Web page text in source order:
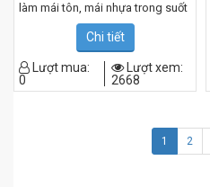
làm mái tôn, mái nhựa trong suốt
tại quận 1 tp.hcm bền đẹp giá rẻ
Chi tiết
Lượt mua:
0
Lượt xem:
2668
1 2